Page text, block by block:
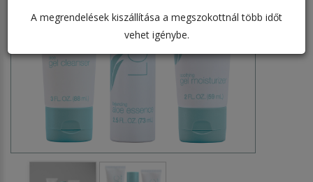
A megrendelések kiszállítása a megszokottnál több időt
vehet igénybe.